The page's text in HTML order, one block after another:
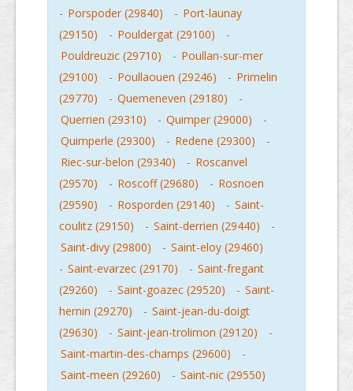
- Porspoder (29840) - Port-launay
(29150)
- Pouldergat (29100)
-
Pouldreuzic (29710)
- Poullan-sur-mer
(29100)
- Poullaouen (29246) - Primelin
(29770)
- Quemeneven (29180)
-
Querrien (29310)
- Quimper (29000)
-
Quimperle (29300)
- Redene (29300)
-
Riec-sur-belon (29340)
- Roscanvel
(29570)
- Roscoff (29680) - Rosnoen
(29590)
- Rosporden (29140) - Saint-
coulitz (29150)
- Saint-derrien (29440)
-
Saint-divy (29800)
- Saint-eloy (29460)
- Saint-evarzec (29170) - Saint-fregant
(29260)
- Saint-goazec (29520) - Saint-
hernin (29270)
- Saint-jean-du-doigt
(29630)
- Saint-jean-trolimon (29120)
-
Saint-martin-des-champs (29600)
-
Saint-meen (29260)
- Saint-nic (29550)